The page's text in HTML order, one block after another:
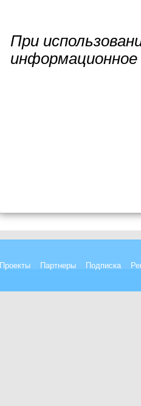
При
Проекты Партнеры Подписка